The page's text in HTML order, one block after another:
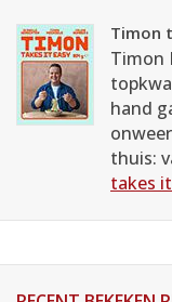
Timon
Timon
hand
thuis:
takes